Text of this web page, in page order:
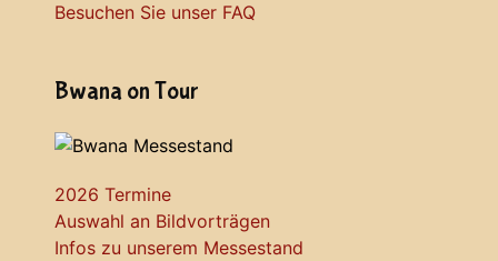
Besuchen Sie unser FAQ
Bwana on Tour
2026 Termine
Auswahl an Bildvorträgen
Infos zu unserem Messestand